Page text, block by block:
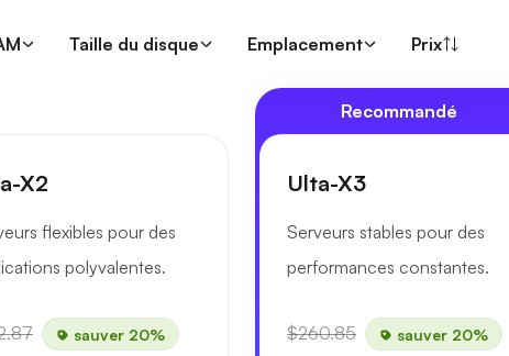
Taille du disque Emplacement Prix
X2
flexibles pour des
polyvalentes.
sauver 20%
Recommandé
Ulta-X3
Serveurs stables pour des
performances constantes.
$260.85 sauver 20%